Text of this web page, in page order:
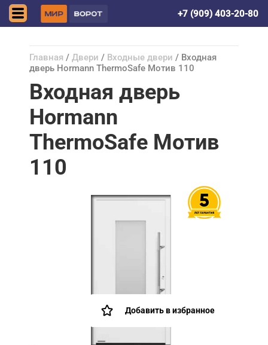
+7 (909) 403-20-80
Главная / Двери / Входные двери / Входная
дверь Hormann ThermoSafe Мотив 110
Входная дверь
Hormann
ThermoSafe Мотив
110
Добавить в избранное